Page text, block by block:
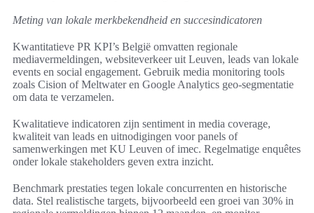
Meting van lokale merkbekendheid en succesindicatoren
Kwantitatieve PR KPI’s België omvatten regionale
mediavermeldingen, websiteverkeer uit Leuven, leads van lokale
events en social engagement. Gebruik media monitoring tools
zoals Cision of Meltwater en Google Analytics geo-segmentatie
om data te verzamelen.
Kwalitatieve indicatoren zijn sentiment in media coverage,
kwaliteit van leads en uitnodigingen voor panels of
samenwerkingen met KU Leuven of imec. Regelmatige enquêtes
onder lokale stakeholders geven extra inzicht.
Benchmark prestaties tegen lokale concurrenten en historische
data. Stel realistische targets, bijvoorbeeld een groei van 30% in